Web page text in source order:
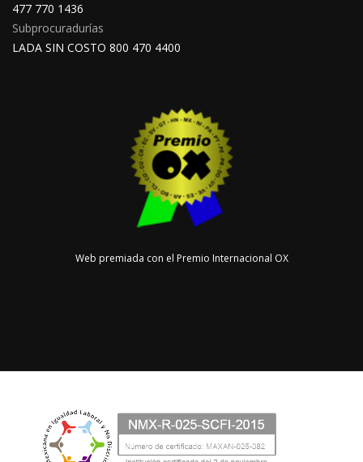
477 770 1436
Subprocuradurías
LADA SIN COSTO 800 470 4400
Web premiada con el Premio Internacional OX